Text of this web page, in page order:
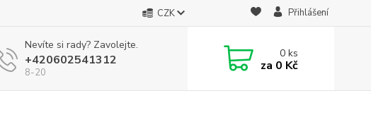
CZK Přihlášení
Nevíte si rady? Zavolejte.
+420602541312
8-20
0ks
za 0 Kč